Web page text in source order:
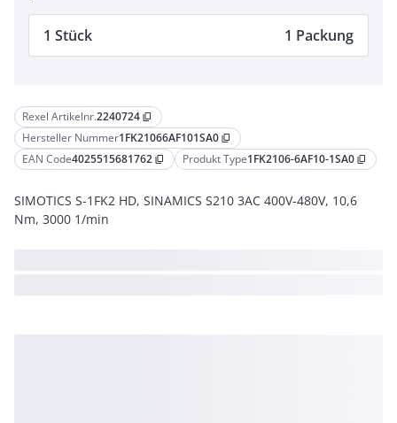
Rexel Artikelnr.2240724 content_copy
Hersteller Nummer1FK21066AF101SA0 content_copy
EAN Code4025515681762 content_copy Produkt Type1FK2106-6AF10-1SA0 content_copy
SIMOTICS S-1FK2 HD, SINAMICS S210 3AC 400V-480V, 10,6
Nm, 3000 1/min
1 Stück 1 Packung